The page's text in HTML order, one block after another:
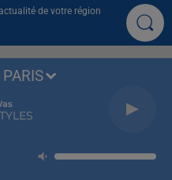
de votre région
PARIS